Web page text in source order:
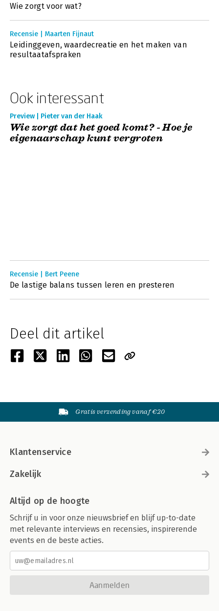
Wie zorgt voor wat?
Recensie | Maarten Fijnaut
Leidinggeven, waardecreatie en het maken van
resultaatafspraken
Ook interessant
Preview | Pieter van der Haak
Wie zorgt dat het goed komt? - Hoe je
eigenaarschap kunt vergroten
Recensie | Bert Peene
De lastige balans tussen leren en presteren
Deel dit artikel
Gratis verzending vanaf €20
Klantenservice
Zakelijk
Altijd op de hoogte
Schrijf u in voor onze nieuwsbrief en blijf up-to-date
met relevante interviews en recensies, inspirerende
events en de beste acties.
Aanmelden